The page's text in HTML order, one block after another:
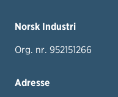
Norsk Industri
Org. nr. 952151266
Adresse